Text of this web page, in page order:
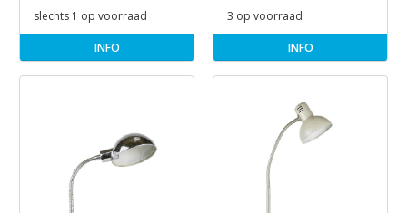
slechts 1 op voorraad
INFO
3 op voorraad
INFO